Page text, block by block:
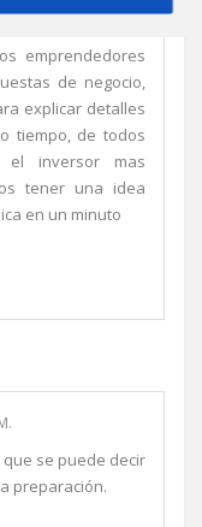
emprendedores
de negocio,
explicar detalles
tiempo, de todos
inversor mas
tener una idea
en un minuto
se puede decir
preparación.